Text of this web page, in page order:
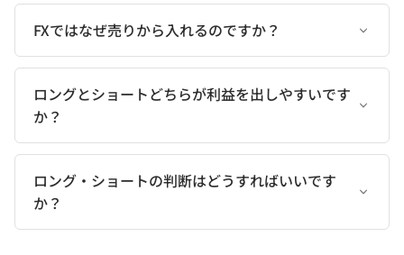
FXではなぜ売りから入れるのですか？
ロングとショートどちらが利益を出しやすいです
か？
ロング・ショートの判断はどうすればいいです
か？